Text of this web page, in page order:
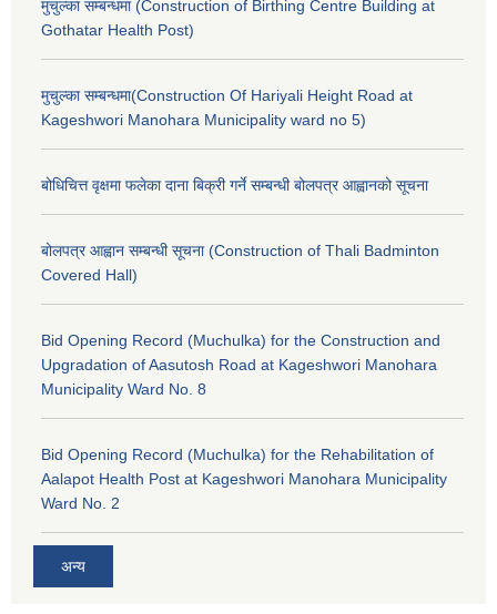
मुचुल्का सम्बन्धमा (Construction of Birthing Centre Building at
Gothatar Health Post)
मुचुल्का सम्बन्धमा(Construction Of Hariyali Height Road at
Kageshwori Manohara Municipality ward no 5)
बोधिचित्त वृक्षमा फलेका दाना बिक्री गर्ने सम्बन्धी बोलपत्र आह्वानको सूचना
बोलपत्र आह्वान सम्बन्धी सूचना (Construction of Thali Badminton
Covered Hall)
Bid Opening Record (Muchulka) for the Construction and
Upgradation of Aasutosh Road at Kageshwori Manohara
Municipality Ward No. 8
Bid Opening Record (Muchulka) for the Rehabilitation of
Aalapot Health Post at Kageshwori Manohara Municipality
Ward No. 2
अन्य